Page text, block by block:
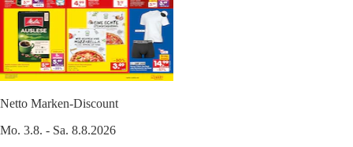
Netto Marken-Discount
Mo. 3.8. - Sa. 8.8.2026